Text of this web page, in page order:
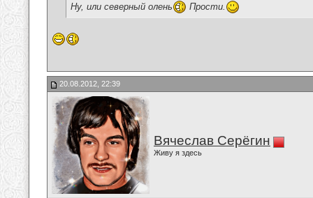
Ну, или северный олень
Прости.
20.08.2012, 22:39
Вячеслав Серёгин
Живу я здесь